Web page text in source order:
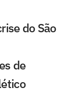
do São
de